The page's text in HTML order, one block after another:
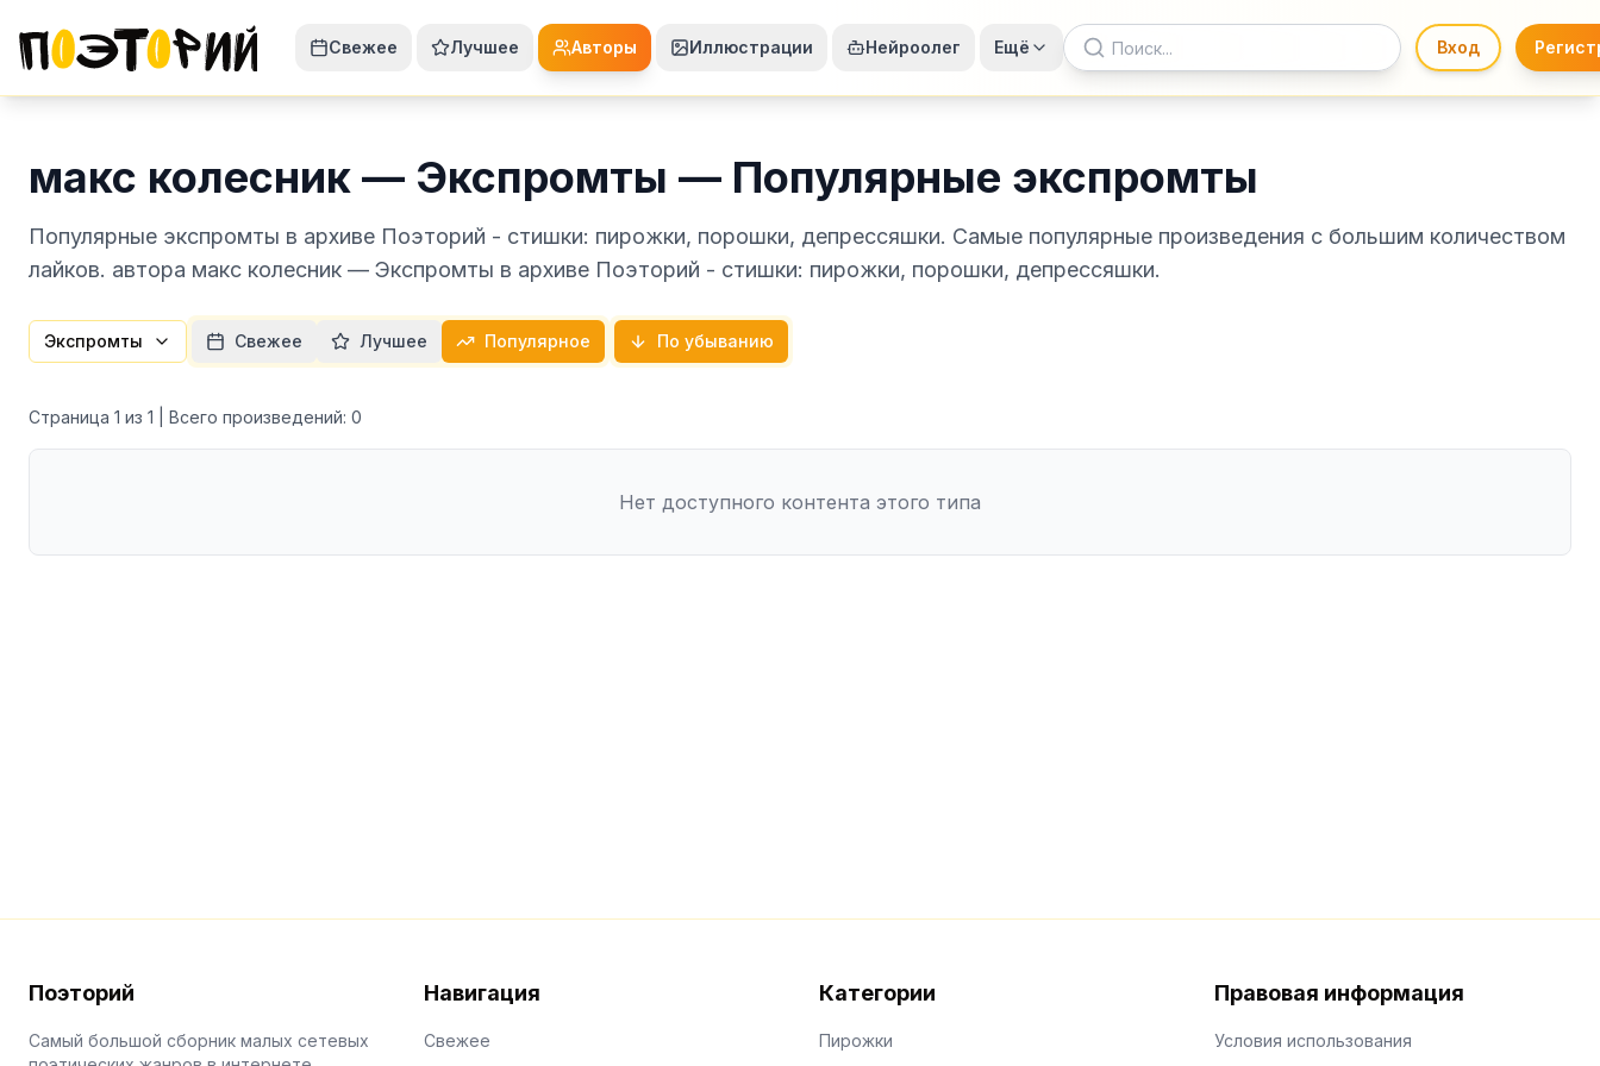
Свежее Лучшее Авторы Иллюстрации Нейроолег Ещё Вход
макс колесник — Экспромты — Популярные экспромты
Популярные экспромты в архиве Поэторий - стишки: пирожки, порошки, депрессяшки. Самые популярные произведения с большим количеством
лайков. автора макс колесник — Экспромты в архиве Поэторий - стишки: пирожки, порошки, депрессяшки.
Экспромты Свежее Лучшее Популярное По убыванию
Страница 1 из 1 | Всего произведений: 0
Нет доступного контента этого типа
Поэторий
Самый большой сборник малых сетевых
Навигация
Свежее
Категории
Пирожки
Правовая информация
Условия использования